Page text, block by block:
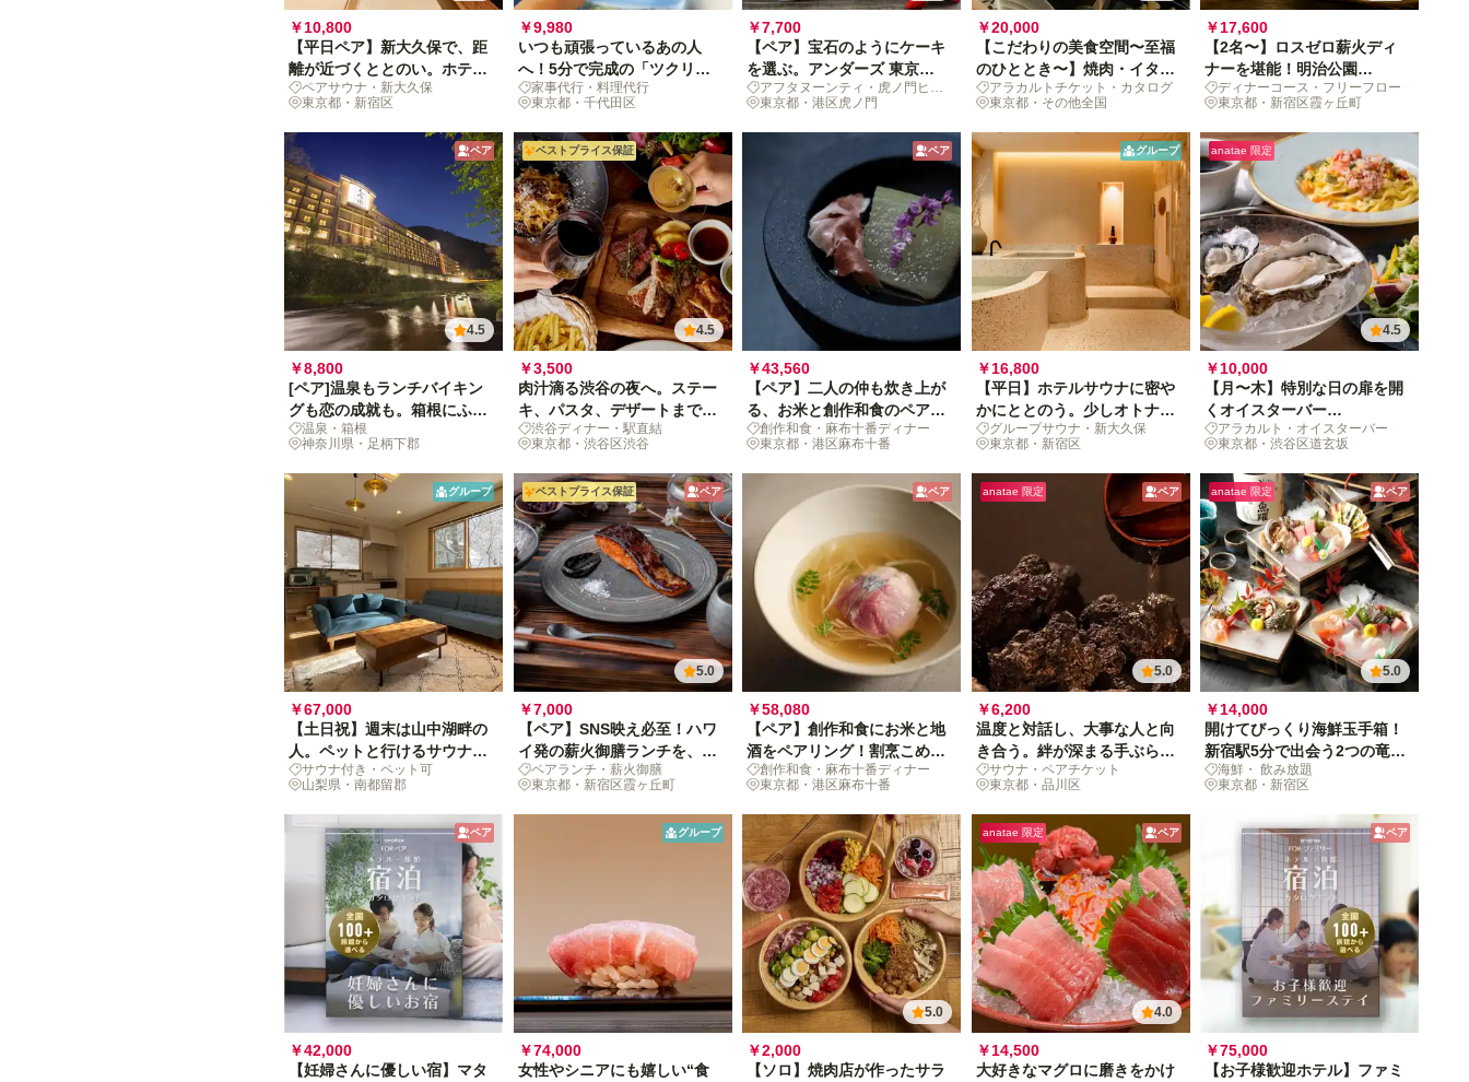
￥10,800
【平日ペア】新大久保で、距
離が近づくととのい。ホテル
サウナにザブーン！
ペアサウナ・新大久保
東京都・新宿区
￥9,980
いつも頑張っているあの人
へ！5分で完成の「ツクリオ
（旧：つくりおき.jp）」料理
おやすみ体験
家事代行・料理代行
東京都・千代田区
￥7,700
【ペア】宝石のようにケーキ
を選ぶ。アンダーズ 東京で
ときめきのヌン活を
アフタヌーンティ・虎ノ門ヒル
ズ
東京都・港区虎ノ門
￥20,000
【こだわりの美食空間〜至福
のひととき〜】焼肉・イタリ
アン・和食など、厳選39店舗
から選べるお食事券 20,000
円
アラカルトチケット・カタログ
東京都・その他全国
￥17,600
【2名〜】ロスゼロ薪火ディ
ナーを堪能！明治公園
natuReで泡飲み放題付の贅
沢な夜を
ディナーコース・フリーフロー
東京都・新宿区霞ヶ丘町
ペア
4.5
￥8,800
[ペア]温泉もランチバイキン
グも恋の成就も。箱根にふら
り日帰りデート旅[土日祝限
定]
温泉・箱根
神奈川県・足柄下郡
ベストプライス保証
4.5
￥3,500
肉汁滴る渋谷の夜へ。ステー
キ、パスタ、デザートまで欲
張る圧巻ディナー
渋谷ディナー・駅直結
東京都・渋谷区渋谷
ペア
￥43,560
【ペア】二人の仲も炊き上が
る、お米と創作和食のペアリ
ングコース
創作和食・麻布十番ディナー
東京都・港区麻布十番
グループ
￥16,800
【平日】ホテルサウナに密や
かにととのう。少しオトナな
新大久保時間
グループサウナ・新大久保
東京都・新宿区
anatae 限定
4.5
￥10,000
【月〜木】特別な日の扉を開
くオイスターバー
「BELON」から、アラカル
ト体験への招待状
アラカルト・オイスターバー
東京都・渋谷区道玄坂
グループ
￥67,000
【土日祝】週末は山中湖畔の
人。ペットと行けるサウナ付
貸切別荘リトリート
サウナ付き・ペット可
山梨県・南都留郡
ベストプライス保証 ペア
5.0
￥7,000
【ペア】SNS映え必至！ハワ
イ発の薪火御膳ランチを、明
治公園の緑の中で
ペアランチ・薪火御膳
東京都・新宿区霞ヶ丘町
ペア
￥58,080
【ペア】創作和食にお米と地
酒をペアリング！割烹こめを
の心に残る夕餉時間
創作和食・麻布十番ディナー
東京都・港区麻布十番
anatae 限定 ペア
5.0
￥6,200
温度と対話し、大事な人と向
き合う。絆が深まる手ぶらサ
道へ
サウナ・ペアチケット
東京都・品川区
anatae 限定 ペア
5.0
￥14,000
開けてびっくり海鮮玉手箱！
新宿駅5分で出会う2つの竜宮
ペア体験
海鮮・ 飲み放題
東京都・新宿区
ペア
￥42,000
【妊婦さんに優しい宿】マタ
グループ
￥74,000
女性やシニアにも嬉しい“食
5.0
￥2,000
【ソロ】焼肉店が作ったサラ
anatae 限定 ペア
4.0
￥14,500
大好きなマグロに磨きをかけ
ペア
￥75,000
【お子様歓迎ホテル】ファミ